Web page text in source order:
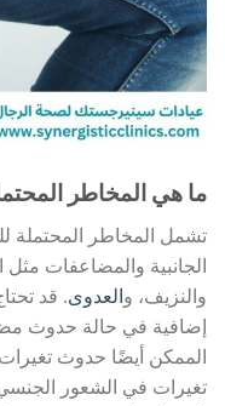
ما هي المخاطر
تشمل المخاطر المحتملة
الجانبية والمضاعفات مثل
والنزيف، و العدوى. قد
إضافية في حالة حدوث
الممكن أيضًا حدوث
تغيرات في الشعور